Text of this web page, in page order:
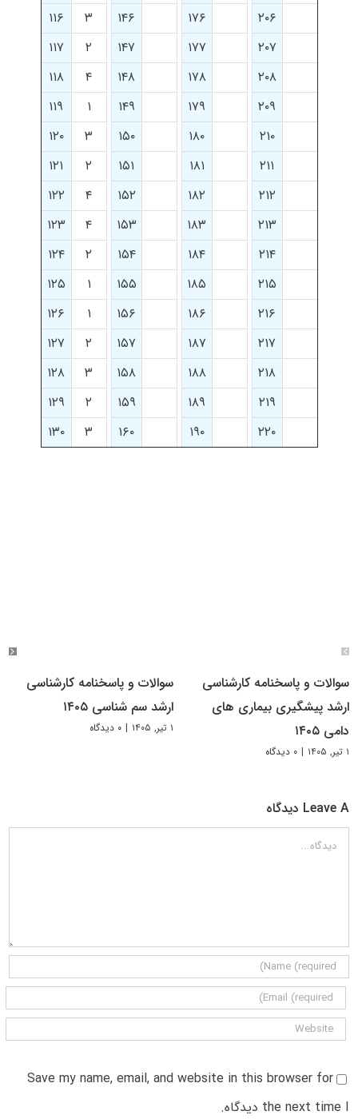
۲۰۶ ۱۷۶ ۱۴۶ ۳
۱۱۶
۲۰۷
۱۷۷ ۱۴۷ ۲
۱۱۷
۲۰۸
۱۷۸ ۱۴۸ ۴
۱۱۸
۲۰۹
۱۷۹ ۱۴۹ ۱
۱۱۹
۲۱۰
۱۸۰ ۱۵۰ ۳
۱۲۰
۲۱۱
۱۸۱ ۱۵۱ ۲
۱۲۱
۲۱۲
۱۸۲ ۱۵۲ ۴
۱۲۲
۲۱۳
۱۸۳ ۱۵۳ ۴
۱۲۳
۲۱۴
۱۸۴ ۱۵۴ ۲
۱۲۴
۲۱۵
۱۸۵ ۱۵۵ ۱
۱۲۵
۲۱۶
۱۸۶ ۱۵۶ ۱
۱۲۶
۲۱۷
۱۸۷ ۱۵۷ ۲
۱۲۷
۲۱۸
۱۸۸ ۱۵۸ ۳
۱۲۸
۲۱۹
۱۸۹ ۱۵۹ ۲
۱۲۹
۲۲۰
۱۹۰ ۱۶۰ ۳ ۱۳۰
سوالات و پاسخنامه کارشناسی
ارشد پیشگیری بیماری های
دامی ۱۴۰۵
۱ تیر, ۱۴۰۵ | ۰ دیدگاه
سوالات و پاسخنامه کارشناسی
ارشد سم شناسی ۱۴۰۵
۱ تیر, ۱۴۰۵ | ۰ دیدگاه
Leave A دیدگاه
دیدگاه
Save my name, email, and website in this browser for
the next time I دیدگاه.